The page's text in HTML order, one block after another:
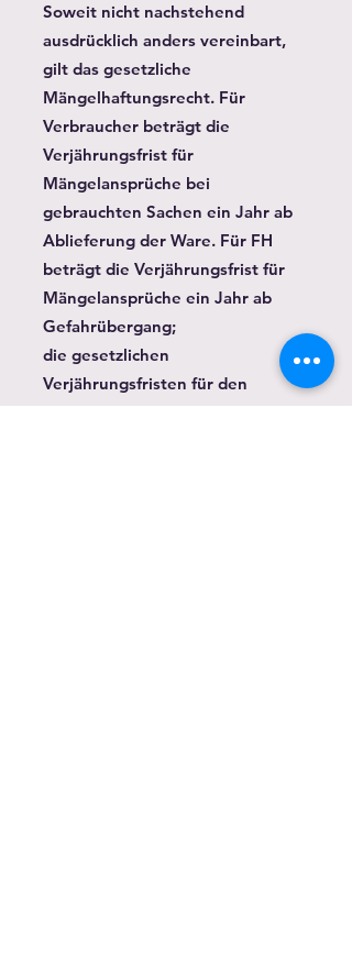
Soweit nicht nachstehend
ausdrücklich anders vereinbart,
gilt das gesetzliche
Mängelhaftungsrecht. Für
Verbraucher beträgt die
Verjährungsfrist für
Mängelansprüche bei
gebrauchten Sachen ein Jahr ab
Ablieferung der Ware. Für FH
beträgt die Verjährungsfrist für
Mängelansprüche ein Jahr ab
Gefahrübergang;
die gesetzlichen
Verjährungsfristen für den